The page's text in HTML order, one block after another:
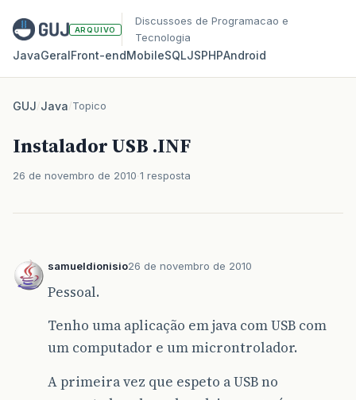
ARQUIVO
Discussoes de Programacao e
Tecnologia
JavaGeralFront‑endMobileSQLJSPHPAndroid
GUJ/Java/Topico
Instalador USB .INF
26 de novembro de 2010 1 resposta
samueldionisio26 de novembro de 2010
Pessoal.
Tenho uma aplicação em java com USB com
um computador e um microntrolador.
A primeira vez que espeto a USB no